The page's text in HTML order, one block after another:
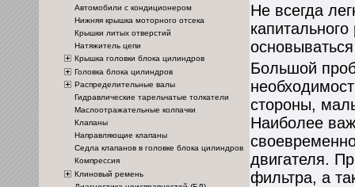
Автомобили с кондиционером
Нижняя крышка моторного отсека
Крышки литых отверстий
Натяжитель цепи
Крышка головки блока цилиндров
Головка блока цилиндров
Распределительные валы
Гидравлические тарельчатые толкатели
Маслоотражательные колпачки
Клапаны
Направляющие клапаны
Седла клапанов в головке блока цилиндров
Компрессия
Клиновый ремень
Не всегда
Большой
стороны,
Наиболее
двигателя.
фильтра, а